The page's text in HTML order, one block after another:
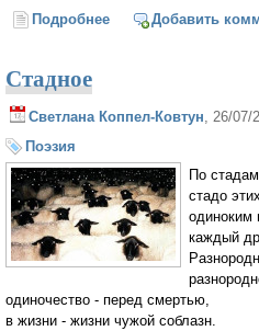
Подробнее о «Культурные»
Добавить
Стадное
Светлана Коппел-Ковтун , 26/
Поэзия
По
стадо
одиноким
каждый
одиночество - перед смертью,
в жизни - жизни чужой соблазн.